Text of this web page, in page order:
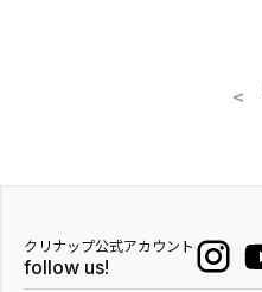
クリナップ公式アカウント
follow us!